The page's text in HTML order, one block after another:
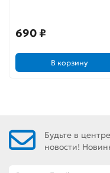
690 ₽
В корзину
Будьте в
новости!